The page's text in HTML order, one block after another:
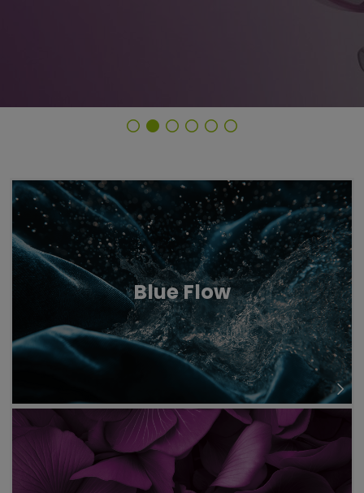
Powder coatings
Untermenü öffnen für „Powder
TIGER Trend Colors and Finishes 2026
Untermenü
Blue Flow